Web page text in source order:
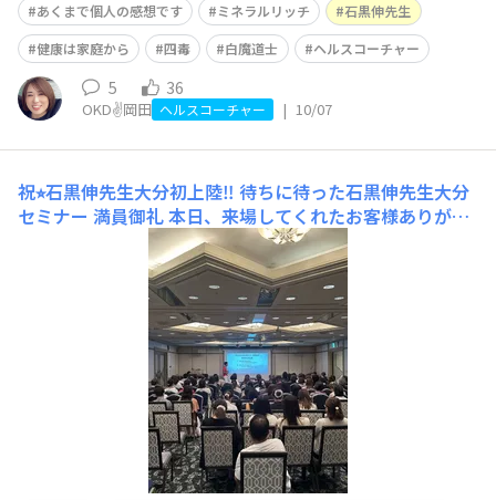
あくまで個人の感想です ミネラルリッチ
石黒伸先生
健康は家庭から
四毒 白魔道士 ヘルスコーチャー
5 36
OKD✌️岡田 ヘルスコーチャー | 10/07
祝⭐︎石黒伸先生大分初上陸‼︎ 待ちに待った石黒伸先生大分
セミナー 満員御礼 本日、来場してくれたお客様ありがと
うございました。 『フラクタル構造』とても気になりま
す。 コレからセミナー開催される地域の皆様、是非ご参
加下さい。 先生のお話しを直接聞かないのはもったいな